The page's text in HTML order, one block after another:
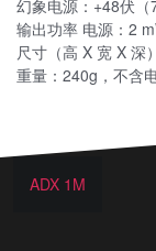
幻象电源：+48伏（
输出功率 电源：2
尺寸（高 X 宽 X 深
重量：240g，不含
ADX 1M